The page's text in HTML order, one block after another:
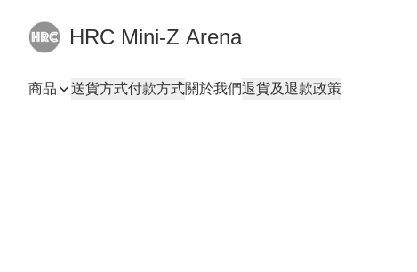
HRC Mini-Z Arena
商品 送貨方式付款方式關於我們退貨及退款政策